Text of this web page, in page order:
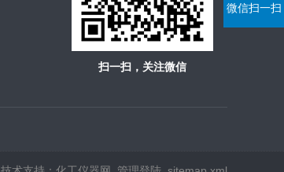
扫一扫，关注微信
微信扫一扫